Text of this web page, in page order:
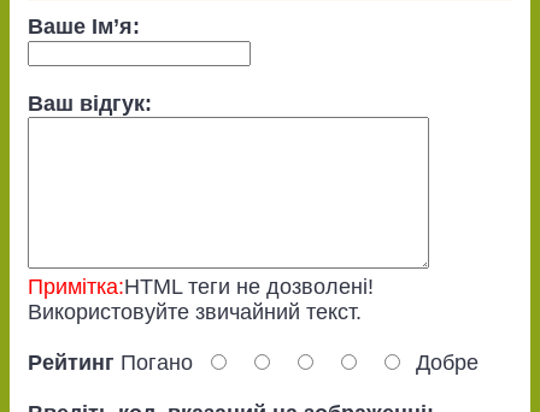
Ваше Ім’я:
Ваш відгук:
Примітка:HTML теги не дозволені!
Використовуйте звичайний текст.
Рейтинг Погано Добре